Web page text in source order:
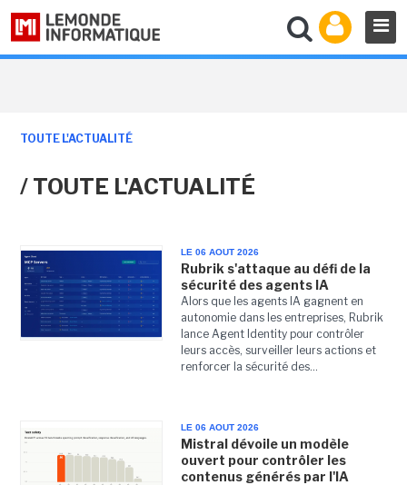
TOUTE L'ACTUALITÉ
/ TOUTE L'ACTUALITÉ
LE 06 AOUT 2026
Rubrik s'attaque au défi de la
sécurité des agents IA
Alors que les agents IA gagnent en
autonomie dans les entreprises, Rubrik
lance Agent Identity pour contrôler
leurs accès, surveiller leurs actions et
renforcer la sécurité des...
LE 06 AOUT 2026
Mistral dévoile un modèle
ouvert pour contrôler les
contenus générés par l'IA